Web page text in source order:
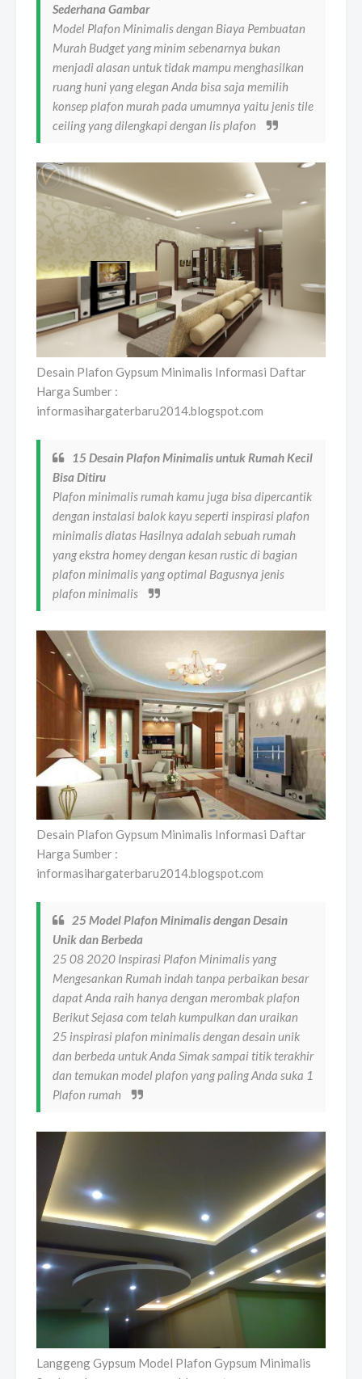
Sederhana Gambar
Model Plafon Minimalis dengan Biaya Pembuatan
Murah Budget yang minim sebenarnya bukan
menjadi alasan untuk tidak mampu menghasilkan
ruang huni yang elegan Anda bisa saja memilih
konsep plafon murah pada umumnya yaitu jenis tile
ceiling yang dilengkapi dengan lis plafon
Desain Plafon Gypsum Minimalis Informasi Daftar
Harga Sumber :
informasihargaterbaru2014.blogspot.com
15 Desain Plafon Minimalis untuk Rumah Kecil
Bisa Ditiru
Plafon minimalis rumah kamu juga bisa dipercantik
dengan instalasi balok kayu seperti inspirasi plafon
minimalis diatas Hasilnya adalah sebuah rumah
yang ekstra homey dengan kesan rustic di bagian
plafon minimalis yang optimal Bagusnya jenis
plafon minimalis
Desain Plafon Gypsum Minimalis Informasi Daftar
Harga Sumber :
informasihargaterbaru2014.blogspot.com
25 Model Plafon Minimalis dengan Desain
Unik dan Berbeda
25 08 2020 Inspirasi Plafon Minimalis yang
Mengesankan Rumah indah tanpa perbaikan besar
dapat Anda raih hanya dengan merombak plafon
Berikut Sejasa com telah kumpulkan dan uraikan
25 inspirasi plafon minimalis dengan desain unik
dan berbeda untuk Anda Simak sampai titik terakhir
dan temukan model plafon yang paling Anda suka 1
Plafon rumah
Langgeng Gypsum Model Plafon Gypsum Minimalis